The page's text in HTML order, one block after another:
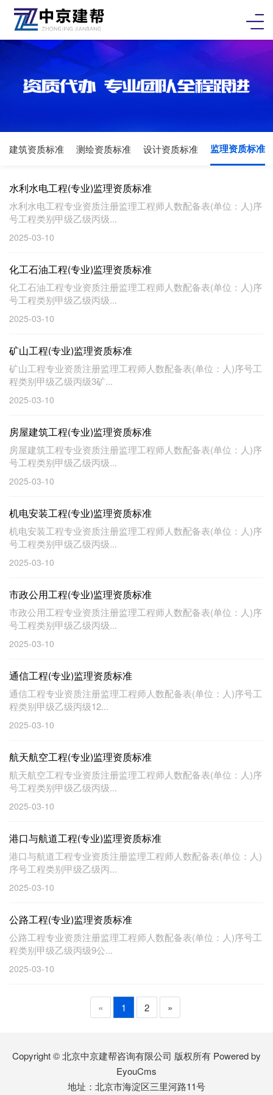
建筑资质标准 测绘资质标准 设计资质标准 监理资质标准
水利水电工程(专业)监理资质标准
水利水电工程专业资质注册监理工程师人数配备表(单位：人)序
号工程类别甲级乙级丙级...
2025-03-10
化工石油工程(专业)监理资质标准
化工石油工程专业资质注册监理工程师人数配备表(单位：人)序
号工程类别甲级乙级丙级...
2025-03-10
矿山工程(专业)监理资质标准
矿山工程专业资质注册监理工程师人数配备表(单位：人)序号工
程类别甲级乙级丙级3矿...
2025-03-10
房屋建筑工程(专业)监理资质标准
房屋建筑工程专业资质注册监理工程师人数配备表(单位：人)序
号工程类别甲级乙级丙级...
2025-03-10
机电安装工程(专业)监理资质标准
机电安装工程专业资质注册监理工程师人数配备表(单位：人)序
号工程类别甲级乙级丙级...
2025-03-10
市政公用工程(专业)监理资质标准
市政公用工程专业资质注册监理工程师人数配备表(单位：人)序
号工程类别甲级乙级丙级...
2025-03-10
通信工程(专业)监理资质标准
通信工程专业资质注册监理工程师人数配备表(单位：人)序号工
程类别甲级乙级丙级12...
2025-03-10
航天航空工程(专业)监理资质标准
航天航空工程专业资质注册监理工程师人数配备表(单位：人)序
号工程类别甲级乙级丙级...
2025-03-10
港口与航道工程(专业)监理资质标准
港口与航道工程专业资质注册监理工程师人数配备表(单位：人)
序号工程类别甲级乙级丙...
2025-03-10
公路工程(专业)监理资质标准
公路工程专业资质注册监理工程师人数配备表(单位：人)序号工
程类别甲级乙级丙级9公...
2025-03-10
« 1 2 »
Copyright © 北京中京建帮咨询有限公司 版权所有 Powered by
EyouCms
地址：北京市海淀区三里河路11号